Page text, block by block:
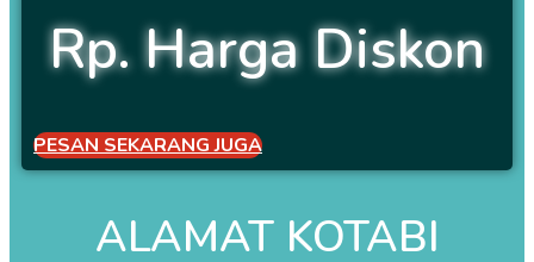
Rp. Harga Diskon
PESAN SEKARANG JUGA
ALAMAT KOTABI